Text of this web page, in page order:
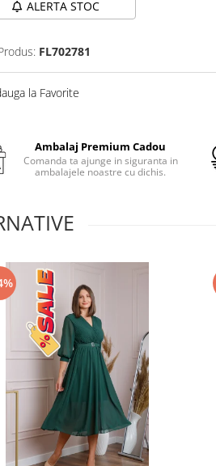
ALERTA STOC
FL702781
la Favorite
Ambalaj Premium Cadou
Comanda ta ajunge in siguranta in
ambalajele noastre cu dichis.